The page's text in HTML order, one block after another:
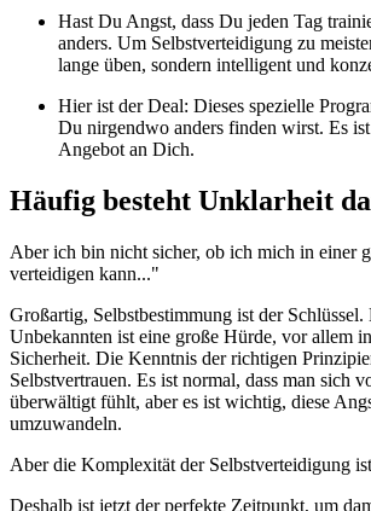
Hast Du Angst, dass Du jeden Tag
anders. Um Selbstverteidigung zu
lange üben, sondern intelligent und
Hier ist der Deal: Dieses spezielle
Du nirgendwo anders finden wirst. Es
Angebot an Dich.
Häufig besteht Unklarheit
Aber ich bin nicht sicher, ob ich mich in einer
verteidigen kann..."
Großartig, Selbstbestimmung ist der
Unbekannten ist eine große Hürde, vor allem
Sicherheit. Die Kenntnis der richtigen
Selbstvertrauen. Es ist normal, dass man sich
überwältigt fühlt, aber es ist wichtig, diese
umzuwandeln.
Aber die Komplexität der Selbstverteidigung
Deshalb ist jetzt der perfekte Zeitpunkt, um